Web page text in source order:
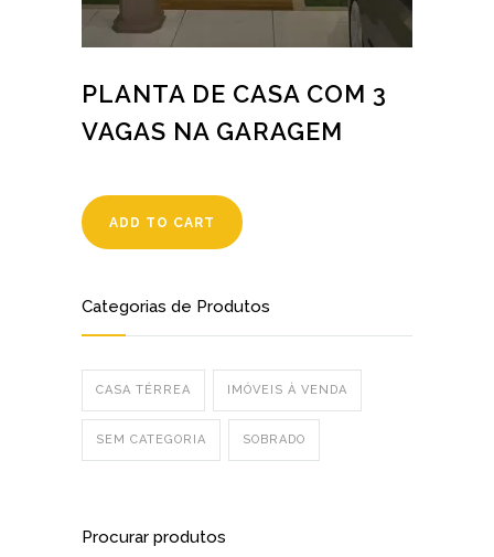
PLANTA DE CASA COM 3
VAGAS NA GARAGEM
ADD TO CART
Categorias de Produtos
CASA TÉRREA IMÓVEIS À VENDA
SEM CATEGORIA SOBRADO
Procurar produtos